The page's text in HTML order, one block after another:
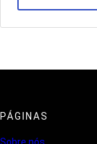
PÁGINAS